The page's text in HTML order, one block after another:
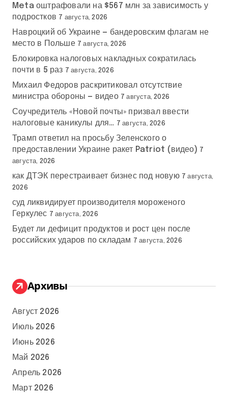
Meta оштрафовали на $567 млн за зависимость у
подростков 7 августа, 2026
Навроцкий об Украине — бандеровским флагам не
место в Польше 7 августа, 2026
Блокировка налоговых накладных сократилась
почти в 5 раз 7 августа, 2026
Михаил Федоров раскритиковал отсутствие
министра обороны — видео 7 августа, 2026
Соучредитель «Новой почты» призвал ввести
налоговые каникулы для… 7 августа, 2026
Трамп ответил на просьбу Зеленского о
предоставлении Украине ракет Patriot (видео) 7
августа, 2026
как ДТЭК перестраивает бизнес под новую 7 августа,
2026
суд ликвидирует производителя мороженого
Геркулес 7 августа, 2026
Будет ли дефицит продуктов и рост цен после
российских ударов по складам 7 августа, 2026
Архивы
Август 2026
Июль 2026
Июнь 2026
Май 2026
Апрель 2026
Март 2026